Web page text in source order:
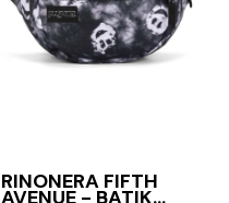
RIÑONERA FIFTH
AVENUE - BATIK